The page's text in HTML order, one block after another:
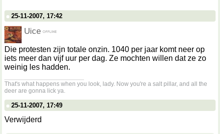
25-11-2007, 17:42
Uice
Die protesten zijn totale onzin. 1040 per jaar komt neer op
iets meer dan vijf uur per dag. Ze mochten willen dat ze zo
weinig les hadden.
That's what happens when you look, lady. Now you're a salt pillar, and all the
deer are gonna lick ya.
25-11-2007, 17:49
Verwijderd